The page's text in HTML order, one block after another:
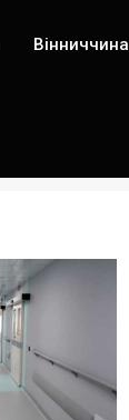
Вінниччина